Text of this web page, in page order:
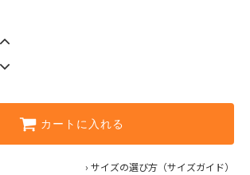
64cm
カートに入れる
› サイズの選び方（サイズガイド）